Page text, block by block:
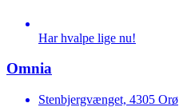
Har hvalpe lige nu!
Omnia
Stenbjergvænget, 4305 Orø